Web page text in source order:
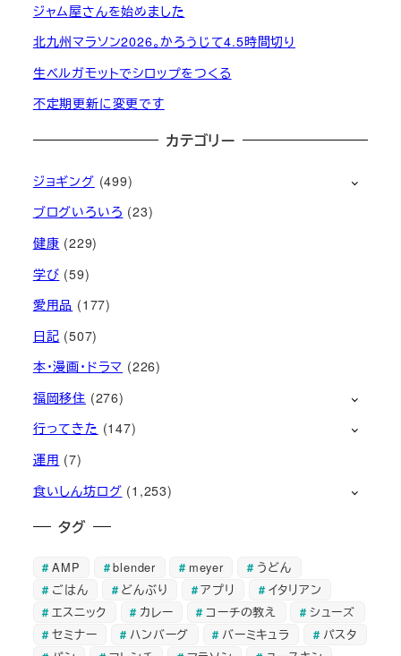
ジャム屋さんを始めました
北九州マラソン2026。かろうじて4.5時間切り
生ベルガモットでシロップをつくる
不定期更新に変更です
カテゴリー
ジョギング (499)
ブログいろいろ (23)
健康 (229)
学び (59)
愛用品 (177)
日記 (507)
本・漫画・ドラマ (226)
福岡移住 (276)
行ってきた (147)
運用 (7)
食いしん坊ログ (1,253)
タグ
AMP blender meyer
うどん
ごはん
どんぶり アプリ
イタリアン
エスニック
カレー コーチの教え
シューズ
セミナー
ハンバーグ バーミキュラ
パスタ